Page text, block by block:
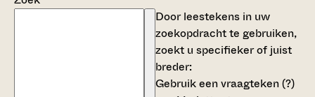
Door leestekens in uw
zoekopdracht te gebruiken,
zoekt u specifieker of juist
breder:
Gebruik eenvraagteken (?)